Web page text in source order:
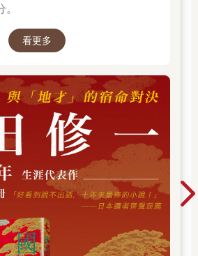
欣。
在大暑時分某個悶熱的夜晚。那時正值
有東西能給我吃嗎？」
心吧！善良的貘，請聽聽我這個夢！」
的房間，四周有白牆，幾盞燈正在燃
那光禿禿的地板上沒有自己的影子。接
，正躺著自己。我是如何死的、何時死
有六、七個我不認得的女子坐在床邊，
年長，但通通穿著一身黑衣；我想，她
只是靜靜坐著，不發一語，萬籟俱寂，
似乎不早了。」
看更多